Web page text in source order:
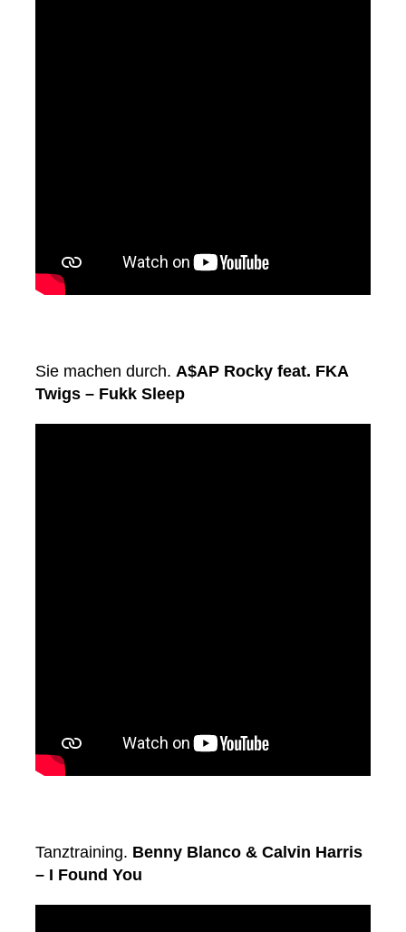
Sie machen durch. A$AP Rocky feat. FKA
Twigs – Fukk Sleep
Tanztraining. Benny Blanco & Calvin Harris
– I Found You